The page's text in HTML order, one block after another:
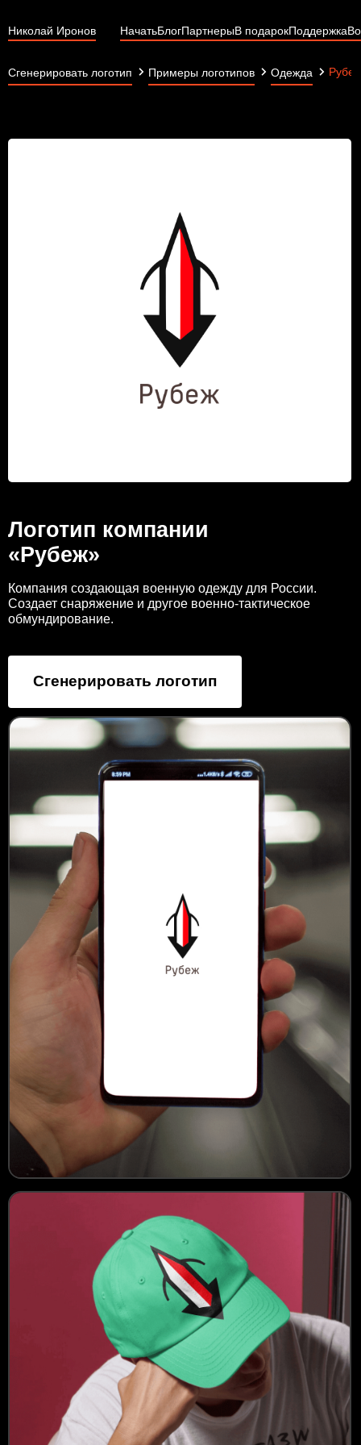
Николай Иронов НачатьБлогПартнерыВ подарокПоддержка
Сгенерировать логотип Примеры логотипов Одежда Рубеж
Логотип компании
«Рубеж»
Компания создающая военную одежду для России.
Создает снаряжение и другое военно-тактическое
обмундирование.
Сгенерировать логотип